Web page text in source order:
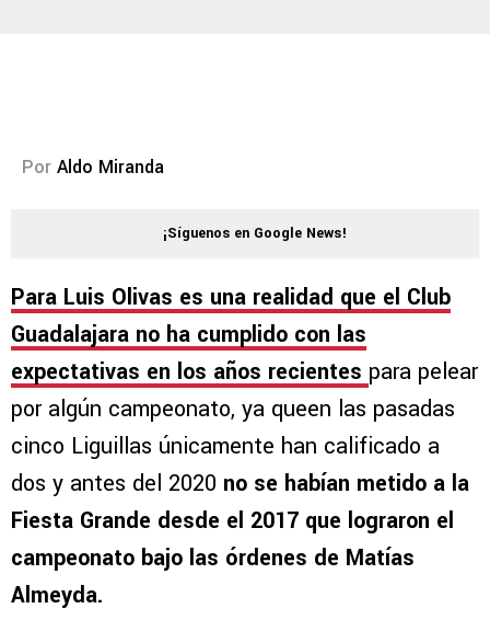
Por Aldo Miranda
¡Síguenos en Google News!
Para Luis Olivas es una realidad que el Club
Guadalajara no ha cumplido con las
expectativas en los años recientes para pelear
por algún campeonato, ya queen las pasadas
cinco Liguillas únicamente han calificado a
dos y antes del 2020 no se habían metido a la
Fiesta Grande desde el 2017 que lograron el
campeonato bajo las órdenes de Matías
Almeyda.